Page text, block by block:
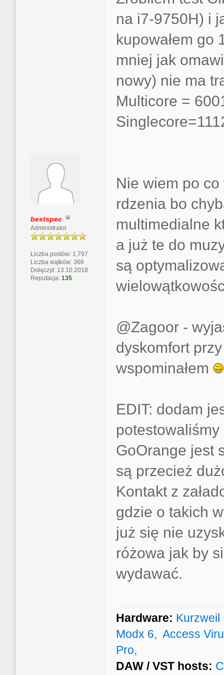
bestspec
Administrator
Liczba postów: 1,797
Liczba wątków: 366
Dołączył: 13.10.2018
Reputacja: 135
na i7-9750H) i
kupowałem go
mniej jak
nowy) nie ma
Multicore =
Nie wiem po
rdzenia bo
multimedialne
a już te do
są
@Zagoor -
dyskomfort
wspominałem
EDIT: dodam
GoOrange jest
są przecież
Kontakt z
gdzie o takich
już się nie
różowa jak by
wydawać.
Hardware: Kurzweil
Modx 6, Access
Pro,
DAW / VST hosts: